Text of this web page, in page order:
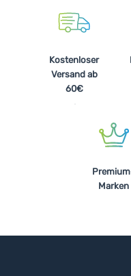
Kostenloser
Versand ab
60€
Marken